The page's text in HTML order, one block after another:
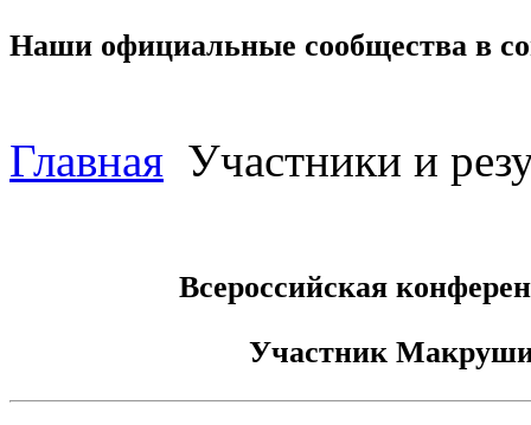
Наши официальные сообщества в
Главная Участники и
Всероссийская
Участник